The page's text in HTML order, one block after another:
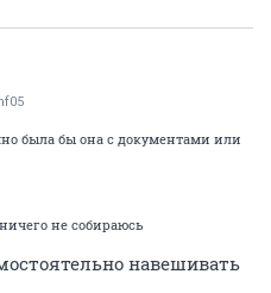
была бы она с документами или
не собираюсь
навешивать